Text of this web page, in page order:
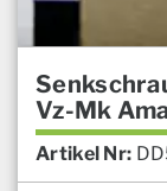
Vz-Mk
Artikel Nr: